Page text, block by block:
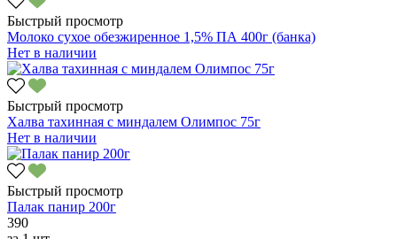
Быстрый просмотр
Молоко сухое обезжиренное 1,5% ПА 400г (банка)
Нет в наличии
Быстрый просмотр
Халва тахинная с миндалем Олимпос 75г
Нет в наличии
Быстрый просмотр
Палак панир 200г
390